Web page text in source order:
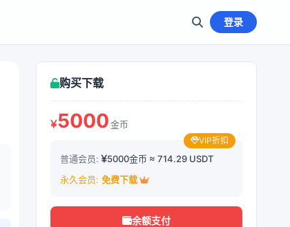
登录
购买下载
5000金币
VIP折扣
普通会员:
5000金币 ≈ 714.29 USDT
永久会员: 免费下载
余额支付